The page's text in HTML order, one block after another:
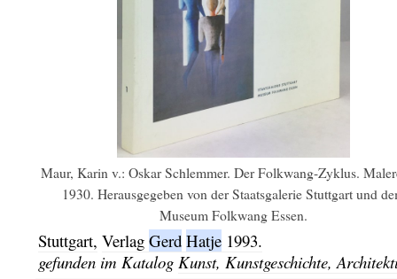
Maur, Karin v.: Oskar Schlemmer. Der Folkwang-Zyklus.
1930. Herausgegeben von der Staatsgalerie Stuttgart und
Museum Folkwang Essen.
Stuttgart, Verlag Gerd Hatje 1993.
gefunden im Katalog Kunst, Kunstgeschichte,